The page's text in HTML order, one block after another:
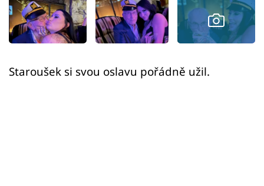
Sledujte nás
Staroušek si svou oslavu pořádně užil.